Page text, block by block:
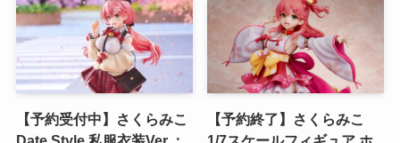
【予約受付中】さくらみこ
【予約終了】さくらみこ